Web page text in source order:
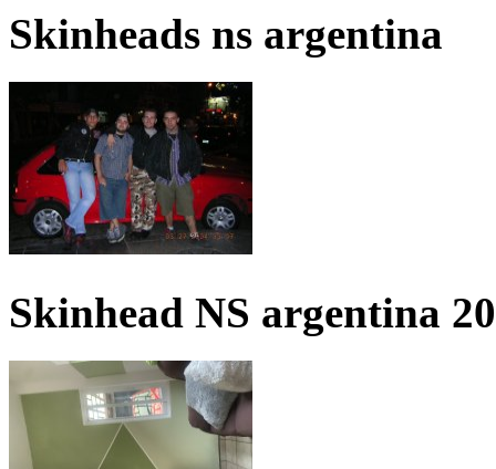
Skinheads ns argentina
Skinhead NS argentina